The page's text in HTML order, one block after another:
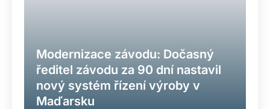
Modernizace závodu: Dočasný
ředitel závodu za 90 dní nastavil
nový systém řízení výroby v
Maďarsku